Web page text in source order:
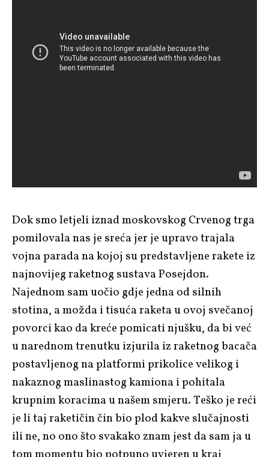
Dok smo letjeli iznad moskovskog Crvenog trga
pomilovala nas je sreća jer je upravo trajala
vojna parada na kojoj su predstavljene rakete iz
najnovijeg raketnog sustava Posejdon.
Najednom sam uočio gdje jedna od silnih
stotina, a možda i tisuća raketa u ovoj svečanoj
povorci kao da kreće pomicati njušku, da bi već
u narednom trenutku izjurila iz raketnog bacača
postavljenog na platformi prikolice velikog i
nakaznog maslinastog kamiona i pohitala
krupnim koracima u našem smjeru. Teško je reći
je li taj raketičin čin bio plod kakve slučajnosti
ili ne, no ono što svakako znam jest da sam ja u